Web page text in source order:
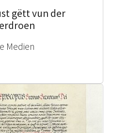
gëtt vun der
Medien